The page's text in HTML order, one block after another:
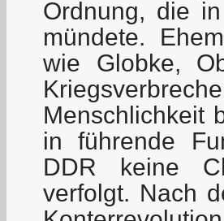
Ordnung, die
mündete.
wie Globke,
Menschlichkeit
in führende
DDR keine
verfolgt. Nach